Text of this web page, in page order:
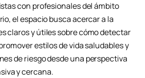
con profesionales del ámbito
el espacio busca acercar a la
claros y útiles sobre cómo detectar
estilos de vida saludables y
de riesgo desde una perspectiva
y cercana.